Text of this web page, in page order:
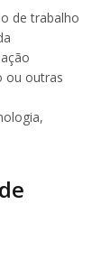
de trabalho
ou outras